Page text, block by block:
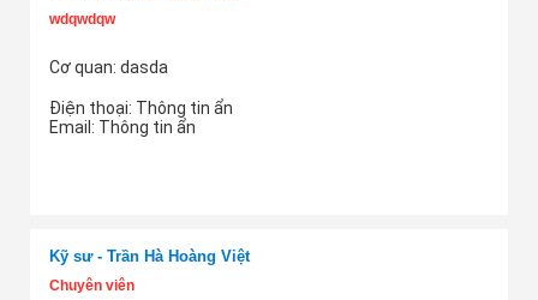
wdqwdqw
Cơ quan: dasda
Điện thoại: Thông tin ẩn
Email: Thông tin ẩn
Kỹ sư - Trần Hà Hoàng Việt
Chuyên viên